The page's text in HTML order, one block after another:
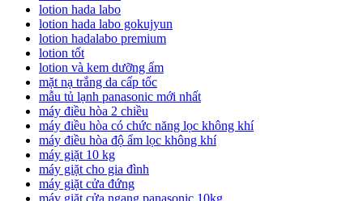
lotion hada labo
lotion hada labo gokujyun
lotion hadalabo premium
lotion tốt
lotion và kem dưỡng ẩm
mặt nạ trắng da cấp tốc
mẫu tủ lạnh panasonic mới nhất
máy điều hòa 2 chiều
máy điều hòa có chức năng lọc không khí
máy điều hòa độ ẩm lọc không khí
máy giặt 10 kg
máy giặt cho gia đình
máy giặt cửa đứng
máy giặt cửa ngang panasonic 10kg